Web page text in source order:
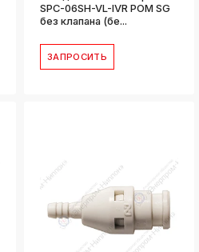
SPC-06SH-VL-IVR POM SG
без клапана (бе...
ЗАПРОСИТЬ